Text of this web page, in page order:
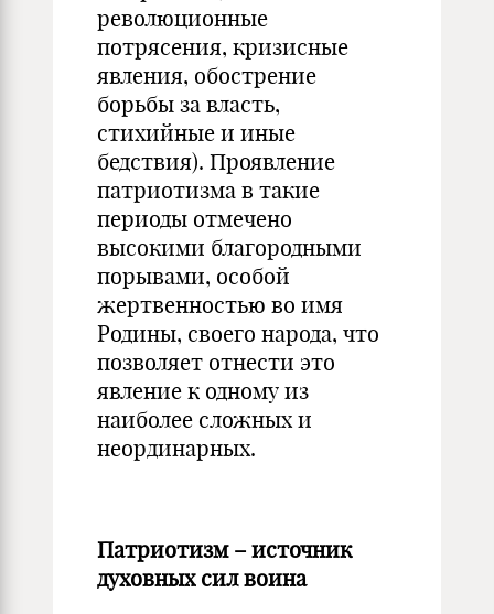
революционные
потрясения, кризисные
явления, обострение
борьбы за власть,
стихийные и иные
бедствия). Проявление
патриотизма в такие
периоды отмечено
высокими благородными
порывами, особой
жертвенностью во имя
Родины, своего народа, что
позволяет отнести это
явление к одному из
наиболее сложных и
неординарных.
Патриотизм – источник
духовных сил воина